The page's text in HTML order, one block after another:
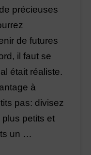
précieuses
de futures
il faut se
était réaliste.
à
pas: divisez
petits et
un …